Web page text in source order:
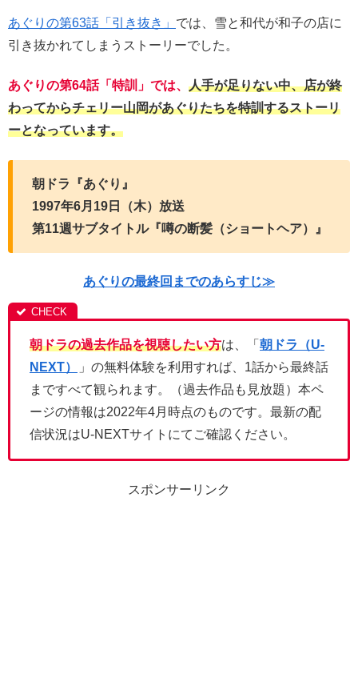
あぐりの第63話「引き抜き」 では、雪と和代が和子の店に
引き抜かれてしまうストーリーでした。
あぐりの第64話「特訓」では、 人手が足りない中、店が終
わってからチェリー山岡があぐりたちを特訓するストーリ
ーとなっています。
朝ドラ『あぐり』
1997年6月19日（木）放送
第11週サブタイトル『噂の断髪（ショートヘア）』
あぐりの最終回までのあらすじ≫
朝ドラの過去作品を視聴したい方は、「 朝ドラ（U-
NEXT）
」の無料体験を利用すれば、1話から最終話
まですべて観られます。（過去作品も見放題）本ペ
ージの情報は2022年4月時点のものです。最新の配
信状況はU-NEXTサイトにてご確認ください。
スポンサーリンク